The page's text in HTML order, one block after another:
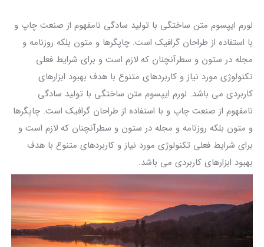
لورم ایپسوم متن ساختگی با تولید سادگی نامفهوم از صنعت چاپ و
با استفاده از طراحان گرافیک است. چاپگرها و متون بلکه روزنامه و
مجله در ستون و سطرآنچنان که لازم است و برای شرایط فعلی
تکنولوژی مورد نیاز و کاربردهای متنوع با هدف بهبود ابزارهای
کاربردی می باشد. لورم ایپسوم متن ساختگی با تولید سادگی
نامفهوم از صنعت چاپ و با استفاده از طراحان گرافیک است. چاپگرها
و متون بلکه روزنامه و مجله در ستون و سطرآنچنان که لازم است و
برای شرایط فعلی تکنولوژی مورد نیاز و کاربردهای متنوع با هدف
بهبود ابزارهای کاربردی می باشد.